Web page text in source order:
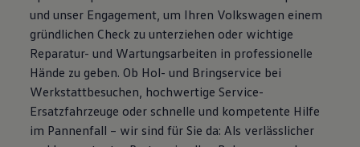
Autonomes Fahren
Mehr zum ID. Buzz
Online Beratung
California Welt
California Club
California Magazin & Ratgeber
Vanlife
Ratgeber
Routen & Reisen
California Reisen & Erlebnisse
und unser Engagement, um Ihren Volkswagen einem
gründlichen Check zu unterziehen oder wichtige
Reparatur- und Wartungsarbeiten in professionelle
Hände zu geben. Ob Hol- und Bringservice bei
Werkstattbesuchen, hochwertige Service-
Ersatzfahrzeuge oder schnelle und kompetente Hilfe
im Pannenfall – wir sind für Sie da: Als verlässlicher